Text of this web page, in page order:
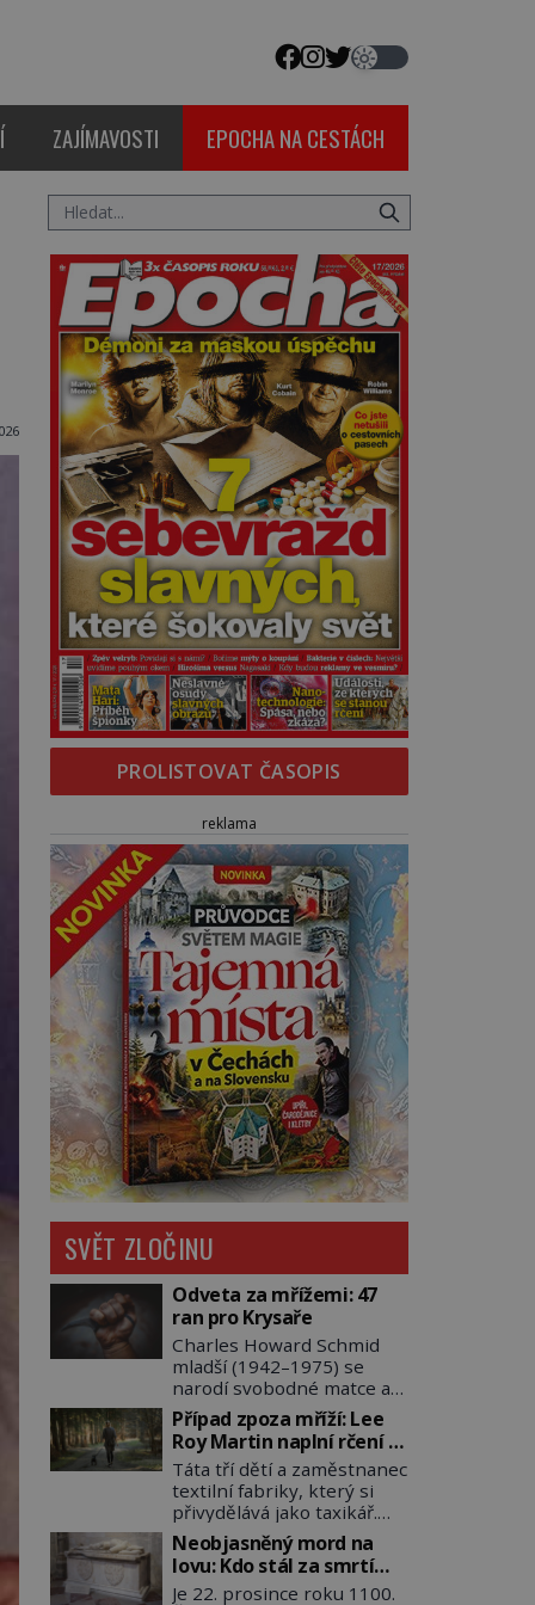
ZAJÍMAVOSTI EPOCHA NA CESTÁCH
PROLISTOVAT ČASOPIS
reklama
SVĚT ZLOČINU
Odveta za mřížemi: 47
ran pro Krysaře
Charles Howard Schmid
mladší (1942–1975) se
narodí svobodné matce a
adoptují ho provozovatelé
pečovatelského domu
Charles a Katharine
Schmidovi. Synek jim
mnoho radosti nepřinese.
Mezi přáteli v arizonském
Tusconu se mu přezdívá
Krysař. Je to pohledný a
charismatický mladík,
Případ zpoza mříží: Lee
Roy Martin naplní rčení o
volání do lesa
Táta tří dětí a zaměstnanec
textilní fabriky, který si
přivydělává jako taxikář.
Okolí ho líčí jako slušného
člověka. To je Lee Roy
Martin (1937–1972), jinak
též Škrtič z Gaffney,
Neobjasněný mord na
lovu: Kdo stál za smrtí
přemyslovského knížete
Je 22. prosince roku 1100.